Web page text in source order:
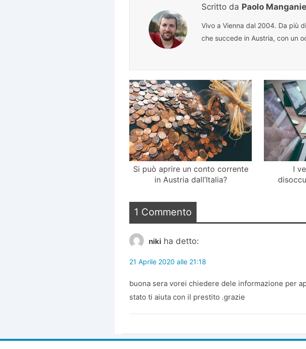
Scritto da Paolo
Vivo a Vienna dal 2004. Da più
che succede in Austria, con un
Si può aprire un conto corrente
in Austria dall’Italia?
I
1 Commento
niki ha detto:
21 Aprile 2020 alle 21:18
buona sera vorei chiedere dele informazione per
stato ti aiuta con il prestito .grazie